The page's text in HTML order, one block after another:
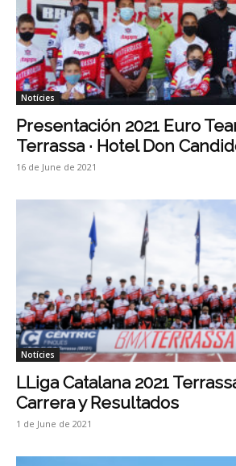
Notícies
Presentación 2021 Euro
Terrassa · Hotel Don
16 de June de 2021
Notícies
LLiga Catalana 2021
Carrera y Resultados
1 de June de 2021